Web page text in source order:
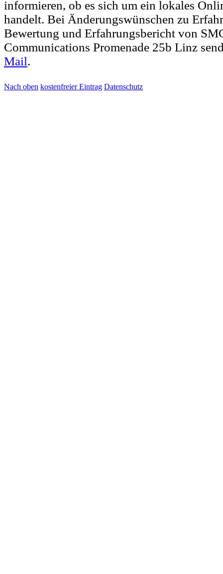
informieren, ob es sich um ein lokales
handelt. Bei Änderungswünschen zu
Bewertung und Erfahrungsbericht von
Communications Promenade 25b Linz
Mail.
Nach oben kostenfreier Eintrag Datenschutz